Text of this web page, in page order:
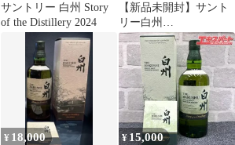
サントリー 白州 Story
of the Distillery 2024
【新品未開封】サント
リー白州
StoryoftheDistillery2026
箱付
¥ 18,000 ¥15,000